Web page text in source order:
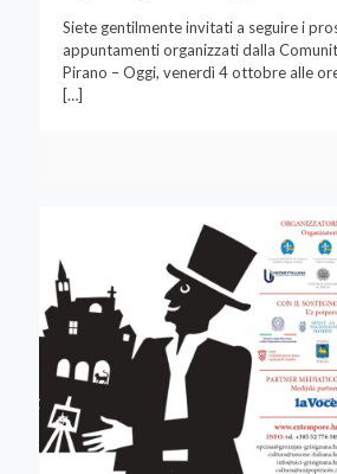
Siete gentilmente invitati a seguire i
appuntamenti organizzati dalla
Pirano – Oggi, venerdì 4 ottobre alle
[…]